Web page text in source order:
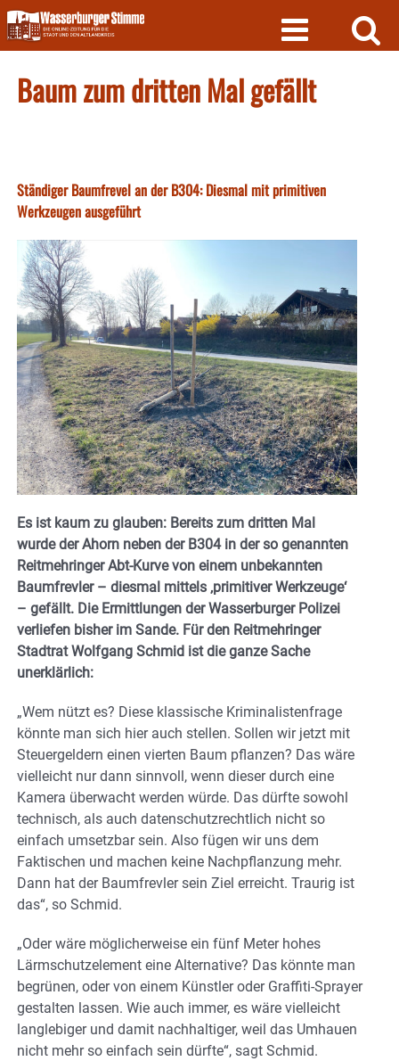
Skip
to
content
Baum zum dritten Mal gefällt
Ständiger Baumfrevel an der B304: Diesmal mit primitiven
Werkzeugen ausgeführt
Es ist kaum zu glauben: Bereits zum dritten Mal
wurde der Ahorn neben der B304 in der so genannten
Reitmehringer Abt-Kurve von einem unbekannten
Baumfrevler – diesmal mittels ‚primitiver Werkzeuge‘
– gefällt. Die Ermittlungen der Wasserburger Polizei
verliefen bisher im Sande. Für den Reitmehringer
Stadtrat Wolfgang Schmid ist die ganze Sache
unerklärlich:
„Wem nützt es? Diese klassische Kriminalistenfrage
könnte man sich hier auch stellen. Sollen wir jetzt mit
Steuergeldern einen vierten Baum pflanzen? Das wäre
vielleicht nur dann sinnvoll, wenn dieser durch eine
Kamera überwacht werden würde. Das dürfte sowohl
technisch, als auch datenschutzrechtlich nicht so
einfach umsetzbar sein. Also fügen wir uns dem
Faktischen und machen keine Nachpflanzung mehr.
Dann hat der Baumfrevler sein Ziel erreicht. Traurig ist
das“, so Schmid.
„Oder wäre möglicherweise ein fünf Meter hohes
Lärmschutzelement eine Alternative? Das könnte man
begrünen, oder von einem Künstler oder Graffiti-Sprayer
gestalten lassen. Wie auch immer, es wäre vielleicht
langlebiger und damit nachhaltiger, weil das Umhauen
nicht mehr so einfach sein dürfte“, sagt Schmid.